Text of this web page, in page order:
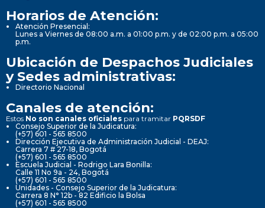
Horarios de Atención:
Atención Presencial:
Lunes a Viernes de 08:00 a.m. a 01:00 p.m. y de 02:00 p.m. a 05:00
p.m.
Ubicación de Despachos Judiciales
y Sedes administrativas:
Directorio Nacional
Canales de atención:
Estos No son canales oficiales para tramitar PQRSDF
Consejo Superior de la Judicatura:
(+57) 601 - 565 8500
Dirección Ejecutiva de Administración Judicial - DEAJ:
Carrera 7 # 27-18, Bogotá
(+57) 601 - 565 8500
Escuela Judicial - Rodrigo Lara Bonilla:
Calle 11 No 9a - 24, Bogotá
(+57) 601 - 565 8500
Unidades - Consejo Superior de la Judicatura:
Carrera 8 N° 12b - 82 Edificio la Bolsa
(+57) 601 - 565 8500